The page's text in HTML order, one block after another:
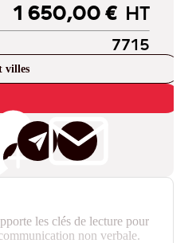
1 650,00 € HT
7715
villes
les clés de lecture pour
non verbale.